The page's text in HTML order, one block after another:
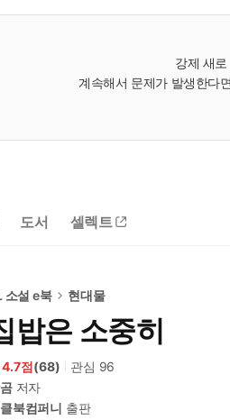
강제 새
계속해서 문제가 발생한다
도서 셀렉트
소설 e북 현대물
밥은 소중히
4.7 (68) 관심 96
저자
북컴퍼니 출판